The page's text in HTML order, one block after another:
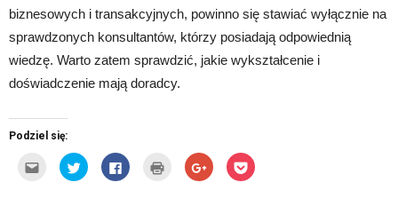
biznesowych i transakcyjnych, powinno się stawiać wyłącznie na
sprawdzonych konsultantów, którzy posiadają odpowiednią
wiedzę. Warto zatem sprawdzić, jakie wykształcenie i
doświadczenie mają doradcy.
Podziel się:
Kliknij,
wysłać
Udostępnij
na
Twitterze(Otwiera
Click
to
Kliknij
wydrukować(Otwiera
Click
to
share
Click
to